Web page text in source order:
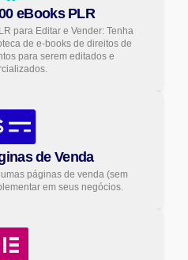
eBooks PLR
para Editar e Vender: Tenha
de e-books de direitos de
para serem editados e
de Venda
páginas de venda (sem
em seus negócios.